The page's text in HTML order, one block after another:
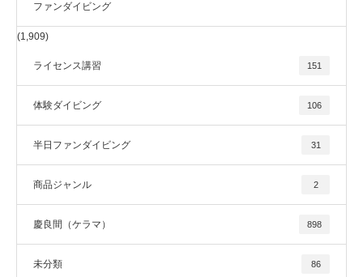
ファンダイビング
(1,909)
ライセンス講習 151
体験ダイビング 106
半日ファンダイビング 31
商品ジャンル 2
慶良間（ケラマ） 898
未分類 86